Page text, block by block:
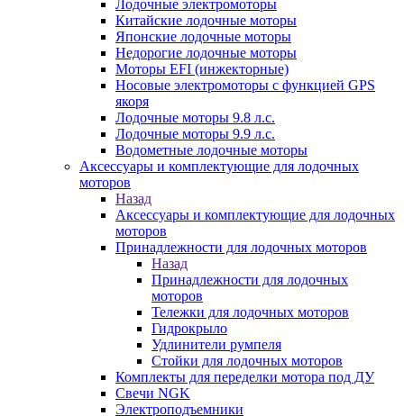
Лодочные электромоторы
Китайские лодочные моторы
Японские лодочные моторы
Недорогие лодочные моторы
Моторы EFI (инжекторные)
Носовые электромоторы с функцией GPS
якоря
Лодочные моторы 9.8 л.с.
Лодочные моторы 9.9 л.с.
Водометные лодочные моторы
Аксессуары и комплектующие для лодочных
моторов
Назад
Аксессуары и комплектующие для лодочных
моторов
Принадлежности для лодочных моторов
Назад
Принадлежности для лодочных
моторов
Тележки для лодочных моторов
Гидрокрыло
Удлинители румпеля
Стойки для лодочных моторов
Комплекты для переделки мотора под ДУ
Свечи NGK
Электроподъемники